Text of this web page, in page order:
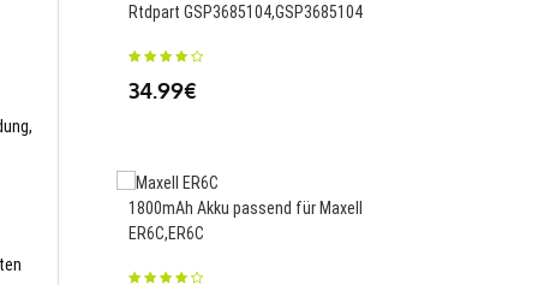
Rtdpart GSP3685104,GSP3685104
34.99€
1800mAh Akku passend für Maxell
ER6C,ER6C